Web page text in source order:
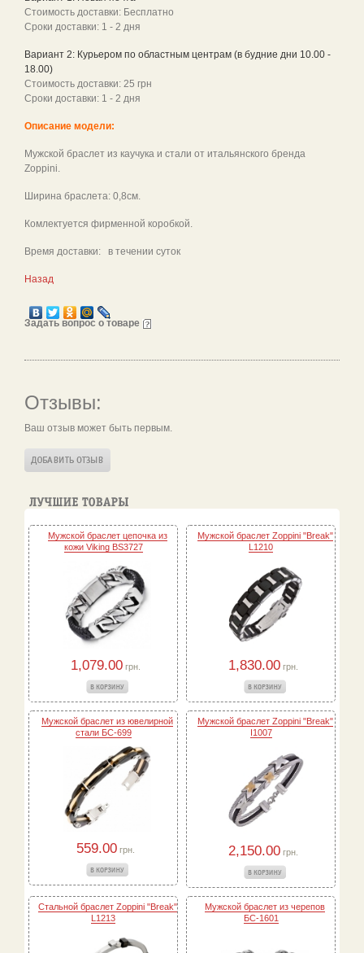
Стоимость доставки: Бесплатно
Сроки доставки: 1 - 2 дня
Вариант 2: Курьером по областным центрам (в будние дни 10.00 -
18.00)
Стоимость доставки: 25 грн
Сроки доставки: 1 - 2 дня
Описание модели:
Мужской браслет из каучука и стали от итальянского бренда
Zoppini.
Ширина браслета: 0,8см.
Комлектуется фирменной коробкой.
Время доставки: в течении суток
Назад
Задать вопрос о товаре
Отзывы:
Ваш отзыв может быть первым.
Мужской браслет цепочка из
кожи Viking BS3727
1,079.00грн.
Мужской браслет Zoppini "Break"
L1210
1,830.00грн.
Мужской браслет из ювелирной
стали БС-699
559.00грн.
Мужской браслет Zoppini "Break"
I1007
2,150.00грн.
Стальной браслет Zoppini "Break"
L1213
Мужской браслет из черепов
БС-1601